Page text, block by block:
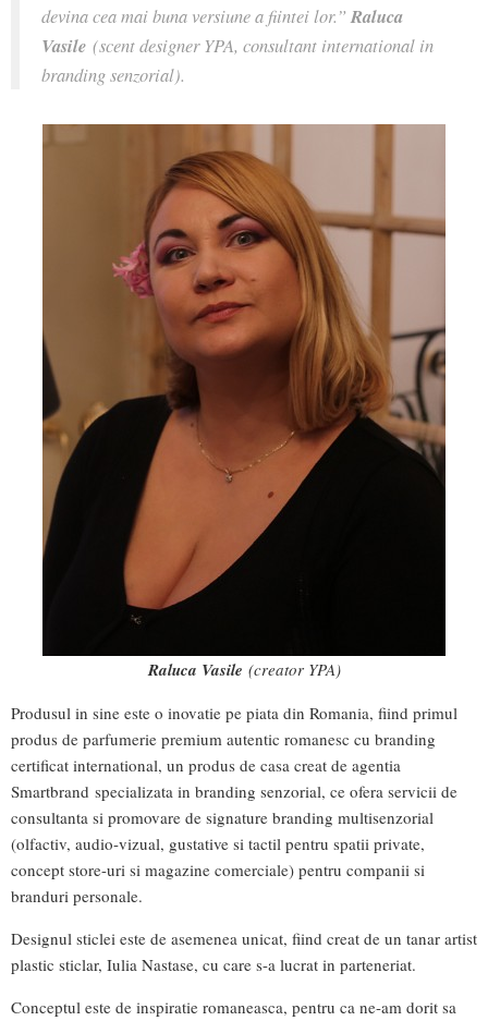
devina cea mai buna versiune a fiintei lor.”Raluca
Vasile (scent designer YPA, consultant international in
branding senzorial).
Raluca Vasile (creator YPA)
Produsul in sine este o inovatie pe piata din Romania, fiind primul
produs de parfumerie premium autentic romanesc cu branding
certificat international, un produs de casa creat de agentia
Smartbrand specializata in branding senzorial, ce ofera servicii de
consultanta si promovare de signature branding multisenzorial
(olfactiv, audio-vizual, gustative si tactil pentru spatii private,
concept store-uri si magazine comerciale) pentru companii si
branduri personale.
Designul sticlei este de asemenea unicat, fiind creat de un tanar artist
plastic sticlar, Iulia Nastase, cu care s-a lucrat in parteneriat.
Conceptul este de inspiratie romaneasca, pentru ca ne-am dorit sa